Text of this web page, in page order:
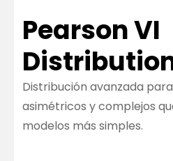
Pearson VI
Distribución avanzada
asimétricos y complejos
modelos más simples.